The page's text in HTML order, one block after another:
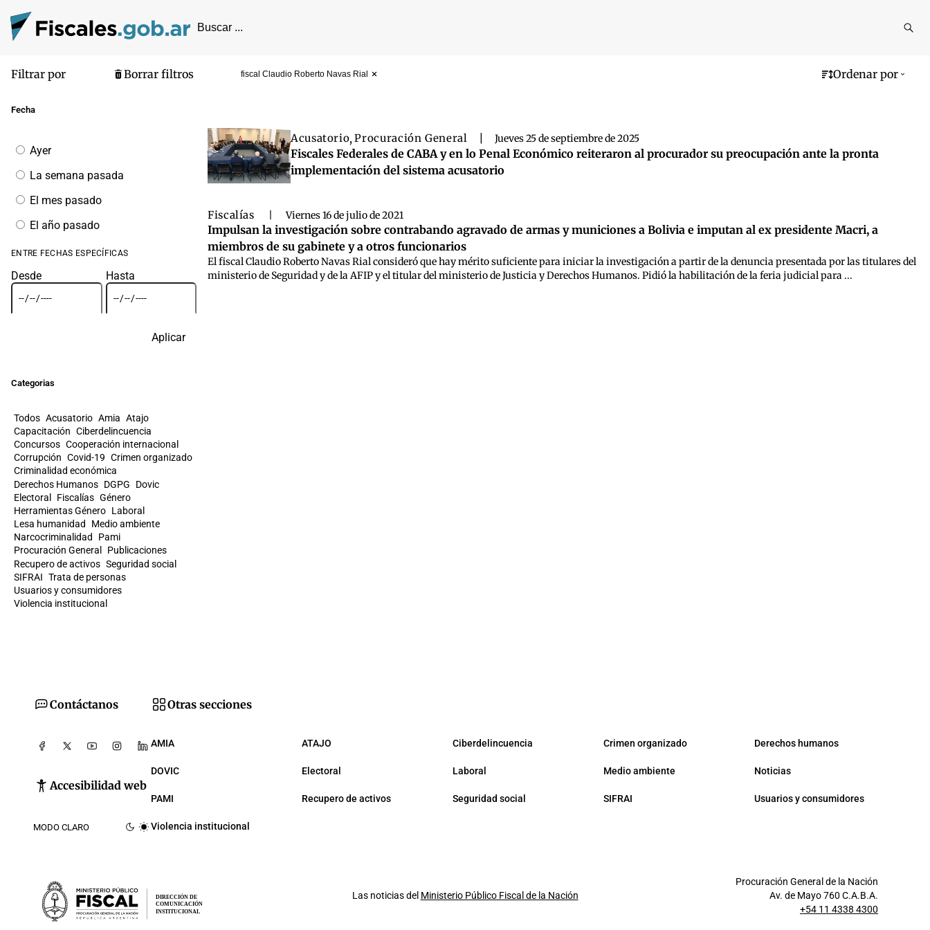
Filtrar por Borrar filtros fiscal Claudio Roberto Navas Rial Ordenar por
Fecha
Filtrar
por
fecha
Ayer
La semana pasada
El mes pasado
El año pasado
ENTRE FECHAS ESPECÍFICAS
Desde Hasta
Aplicar
Categorias
Todos Acusatorio Amia Atajo
Capacitación Ciberdelincuencia
Concursos Cooperación internacional
Corrupción Covid-19 Crimen organizado
Criminalidad económica
Derechos Humanos DGPG
Dovic
Electoral
Fiscalías Género
Herramientas Género Laboral
Lesa humanidad
Medio ambiente
Narcocriminalidad
Pami
Procuración General
Publicaciones
Recupero de activos Seguridad social
SIFRAI Trata de personas
Usuarios y consumidores
Violencia institucional
Acusatorio,Procuración General Jueves 25 de septiembre de 2025
Fiscales Federales de CABA y en lo Penal Económico reiteraron al procurador su preocupación ante la pronta
implementación del sistema acusatorio
Fiscalías Viernes 16 de julio de 2021
Impulsan la investigación sobre contrabando agravado de armas y municiones a Bolivia e imputan al ex presidente Macri, a
miembros de su gabinete y a otros funcionarios
El fiscal Claudio Roberto Navas Rial consideró que hay mérito suficiente para iniciar la investigación a partir de la denuncia presentada por las titulares del
ministerio de Seguridad y de la AFIP y el titular del ministerio de Justicia y Derechos Humanos. Pidió la habilitación de la feria judicial para ...
Contáctanos
Accesibilidad web
MODO CLARO
Otras secciones
AMIA ATAJO Ciberdelincuencia Crimen organizado Derechos humanos
DOVIC Electoral Laboral Medio ambiente Noticias
PAMI Recupero de activos Seguridad social SIFRAI Usuarios y consumidores
Violencia institucional
DIRECCIÓN DE
COMUNICACIÓN
INSTITUCIONAL
Las noticias del Ministerio Público Fiscal de la Nación
Procuración General de la Nación
Av. de Mayo 760 C.A.B.A.
+54 11 4338 4300